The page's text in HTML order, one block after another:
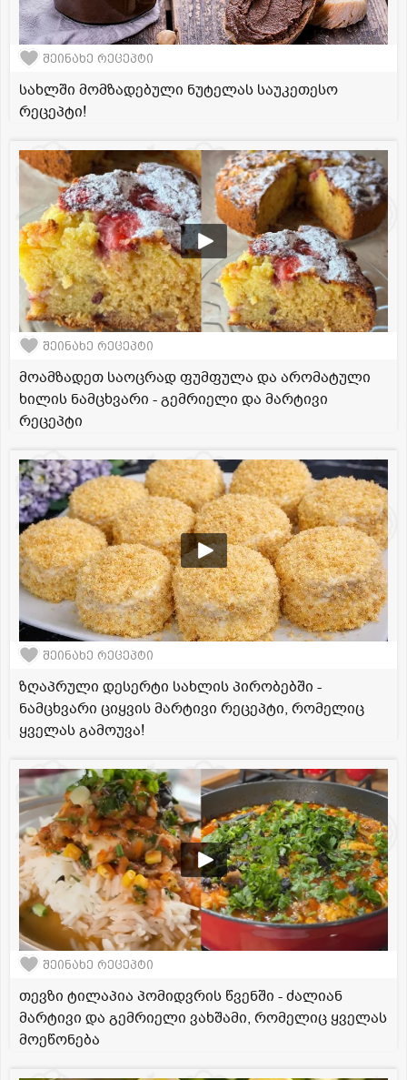
შეინახე რეცეპტი
სახლში მომზადებული ნუტელას საუკეთესო
რეცეპტი!
შეინახე რეცეპტი
მოამზადეთ საოცრად ფუმფულა და არომატული
ხილის ნამცხვარი - გემრიელი და მარტივი
რეცეპტი
შეინახე რეცეპტი
ზღაპრული დესერტი სახლის პირობებში -
ნამცხვარი ციყვის მარტივი რეცეპტი, რომელიც
ყველას გამოუვა!
შეინახე რეცეპტი
თევზი ტილაპია პომიდვრის წვენში - ძალიან
მარტივი და გემრიელი ვახშამი, რომელიც ყველას
მოეწონება